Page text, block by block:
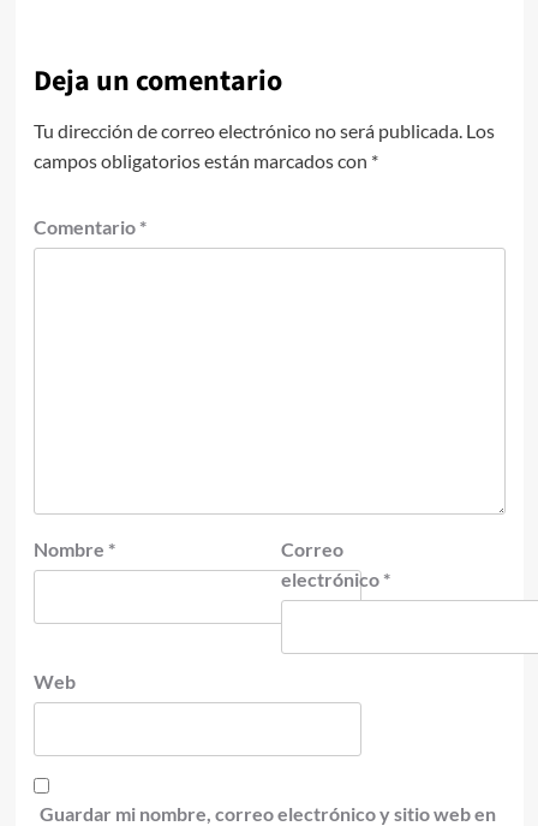
Deja un comentario
Tu dirección de correo electrónico no será publicada. Los
campos obligatorios están marcados con *
Comentario *
Nombre *
Correo
electrónico *
Web
Guardar mi nombre, correo electrónico y sitio web en